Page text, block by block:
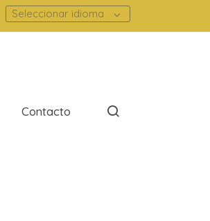
Seleccionar idioma
Contacto